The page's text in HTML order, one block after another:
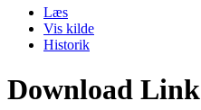
Læs
Vis kilde
Historik
Download Link